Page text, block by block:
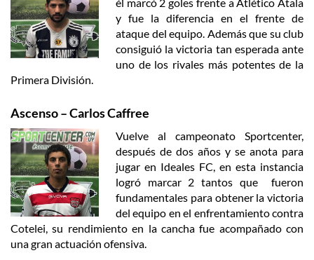
y fue la diferencia en el frente de
ataque del equipo. Además que su club
consiguió la victoria tan esperada ante
uno de los rivales más potentes de la
Primera División.
Ascenso – Carlos Caffree
Vuelve al campeonato Sportcenter,
después de dos años y se anota para
jugar en Ideales FC, en esta instancia
logró marcar 2 tantos que fueron
fundamentales para obtener la victoria
del equipo en el enfrentamiento contra
Cotelei, su rendimiento en la cancha fue acompañado con
una gran actuación ofensiva.